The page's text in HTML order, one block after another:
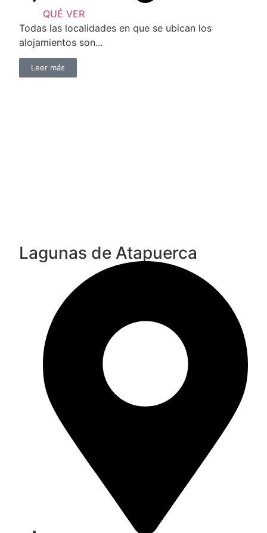
QUÉ VER
Todas las localidades en que se ubican los
alojamientos son...
Leer más
Lagunas de Atapuerca